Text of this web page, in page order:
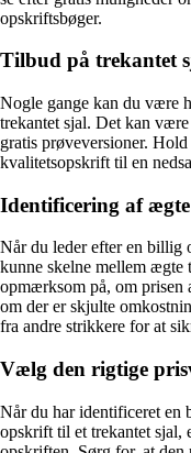
opskriftsbøger.
Tilbud på trekantet
Nogle gange kan du være
trekantet sjal. Det kan
gratis prøveversioner.
kvalitetsopskrift til en
Identificering af
Når du leder efter en billig
kunne skelne mellem
opmærksom på, om prisen
om der er skjulte
fra andre strikkere for at
Vælg den rigtige
Når du har identificeret en
opskrift til et trekantet sjal,